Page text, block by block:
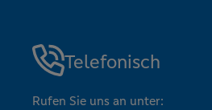
Telefonisch
Rufen Sie uns an unter: